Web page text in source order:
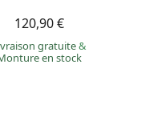
120,90 €
gratuite&
en stock